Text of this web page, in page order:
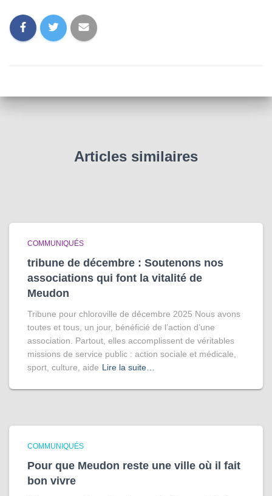
Articles similaires
COMMUNIQUÉS
tribune de décembre : Soutenons nos
associations qui font la vitalité de
Meudon
Tribune pour chloroville de décembre 2025 Nous avons
toutes et tous, un jour, bénéficié de l’action d’une
association. Partout, elles accomplissent de véritables
missions de service public : action sociale et médicale,
sport, culture, aide Lire la suite…
COMMUNIQUÉS
Pour que Meudon reste une ville où il fait
bon vivre